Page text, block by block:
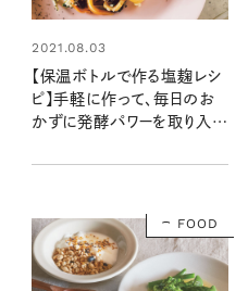
2021.08.03
【保温ボトルで作る塩麹レシ
ピ】手軽に作って、毎日のお
かずに発酵パワーを取り入れ
FOOD